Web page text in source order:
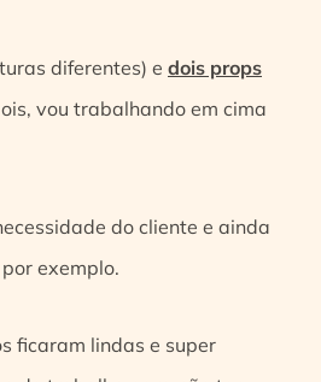
diferentes) e dois props
vou trabalhando em cima
do cliente e ainda
exemplo.
ficaram lindas e super